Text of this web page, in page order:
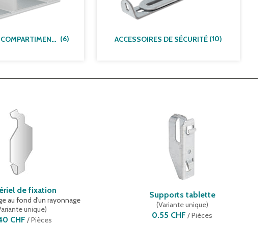
OPTIONS DE COMPARTIMENTAGE (6) ACCESSOIRES DE SÉCURITÉ (10)
de fixation
au fond d'un rayonnage
unique)
CHF /Pièces
Supports tablette
(Variante unique)
0.55 CHF /Pièces